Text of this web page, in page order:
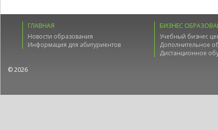
ГЛАВНАЯ
Новости образования
Информация для абитуриентов
БИЗНЕС
Учебный бизнес
Дополнительное
Дистанционное
© 2026